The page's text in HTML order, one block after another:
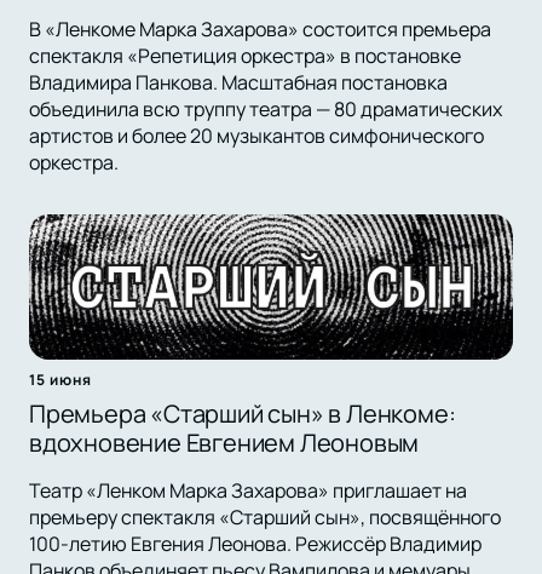
В «Ленкоме Марка Захарова» состоится премьера
спектакля «Репетиция оркестра» в постановке
Владимира Панкова. Масштабная постановка
объединила всю труппу театра — 80 драматических
артистов и более 20 музыкантов симфонического
оркестра.
15 июня
Премьера «Старший сын» в Ленкоме:
вдохновение Евгением Леоновым
Театр «Ленком Марка Захарова» приглашает на
премьеру спектакля «Старший сын», посвящённого
100-летию Евгения Леонова. Режиссёр Владимир